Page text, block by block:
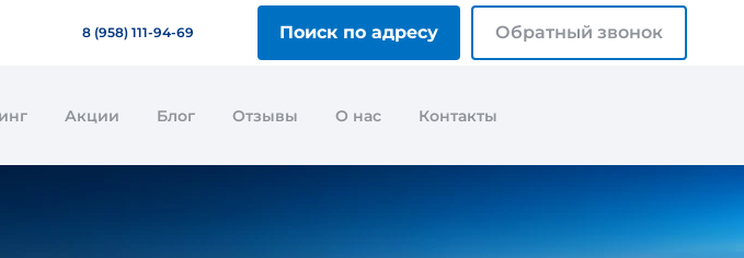
8 (958) 111-94-69 Поиск по адресу Обратный звонок
Акции Блог Отзывы О нас Контакты